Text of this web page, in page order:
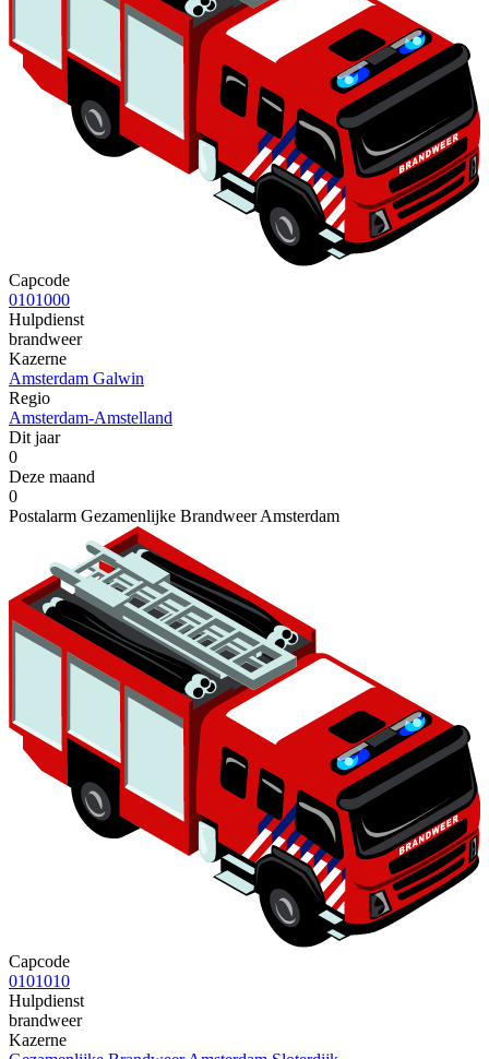
Capcode
0101000
Hulpdienst
brandweer
Kazerne
Amsterdam Galwin
Regio
Amsterdam-Amstelland
Dit jaar
0
Deze maand
0
Postalarm Gezamenlijke Brandweer Amsterdam
Capcode
0101010
Hulpdienst
brandweer
Kazerne